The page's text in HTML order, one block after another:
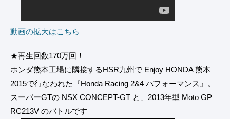
動画の拡大はこちら
★再生回数170万回！
ホンダ熊本工場に隣接するHSR九州で Enjoy HONDA 熊本
2015で行なわれた『Honda Racing 2&4 パフォーマンス』。
スーパーGTの NSX CONCEPT-GT と、2013年型 Moto GP
RC213V のバトルです